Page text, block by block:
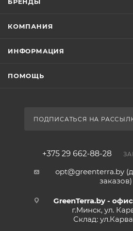
КОМПАНИЯ
ИНФОРМАЦИЯ
ПОМОЩЬ
ПОДПИСАТЬСЯ НА
+375 29 662-88-28
opt@greenterra.by
заказов)
GreenTerra.by -
г.Минск, ул.
Склад: